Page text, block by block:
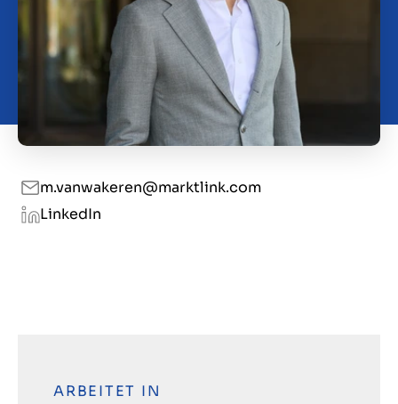
m.vanwakeren@marktlink.com
LinkedIn
ARBEITET IN